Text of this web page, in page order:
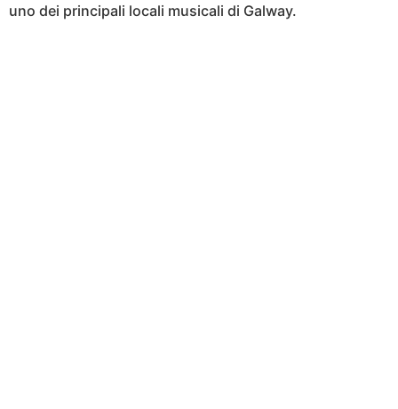
uno dei principali locali musicali di Galway.